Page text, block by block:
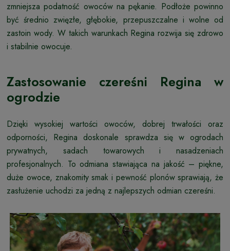
zmniejsza podatność owoców na pękanie. Podłoże powinno
być średnio zwięzłe, głębokie, przepuszczalne i wolne od
zastoin wody. W takich warunkach Regina rozwija się zdrowo
i stabilnie owocuje.
Zastosowanie czereśni Regina w
ogrodzie
Dzięki wysokiej wartości owoców, dobrej trwałości oraz
odporności, Regina doskonale sprawdza się w ogrodach
prywatnych, sadach towarowych i nasadzeniach
profesjonalnych. To odmiana stawiająca na jakość – piękne,
duże owoce, znakomity smak i pewność plonów sprawiają, że
zasłużenie uchodzi za jedną z najlepszych odmian czereśni.